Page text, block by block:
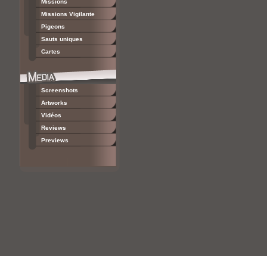
Missions
Missions Vigilante
Pigeons
Sauts uniques
Cartes
Screenshots
Artworks
Vidéos
Reviews
Previews